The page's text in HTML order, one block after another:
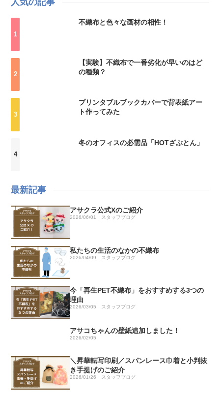
人気の記事
不織布と色々な画材の相性！
【実験】不織布で一番劣化が早いのはど
の種類？
プリンタブルブックカバーで背表紙アー
ト作ってみた
冬のオフィスの必需品「HOTざぶとん」
最新記事
アサクラ公式Xのご紹介
2026/06/01 スタッフブログ
私たちの生活のなかの不織布
2026/04/09 スタッフブログ
今「再生PET不織布」をおすすめする3つの
理由
2026/03/05 スタッフブログ
アサコちゃんの壁紙追加しました！
2026/02/05
＼昇華転写印刷／スパンレース巾着と小判抜
き手提げのご紹介
2026/01/26 スタッフブログ